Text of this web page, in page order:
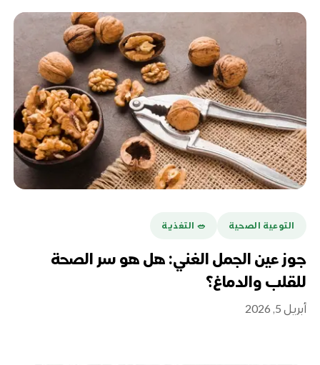
التوعية الصحية 🥗 التغذية
جوز عين الجمل الغني: هل هو سر الصحة
للقلب والدماغ؟
أبريل 5, 2026